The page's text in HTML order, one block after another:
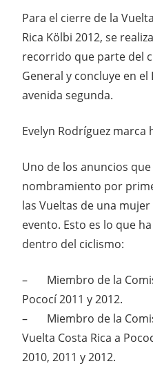
Para el cierre de la
Rica Kölbi 2012, se
recorrido que parte del
General y concluye en el
avenida segunda.
Evelyn Rodríguez marca
Uno de los anuncios
nombramiento por
las Vueltas de una
evento. Esto es lo que
dentro del ciclismo:
– Miembro de la
Pococí 2011 y 2012.
– Miembro de la
Vuelta Costa Rica a
2010, 2011 y 2012.